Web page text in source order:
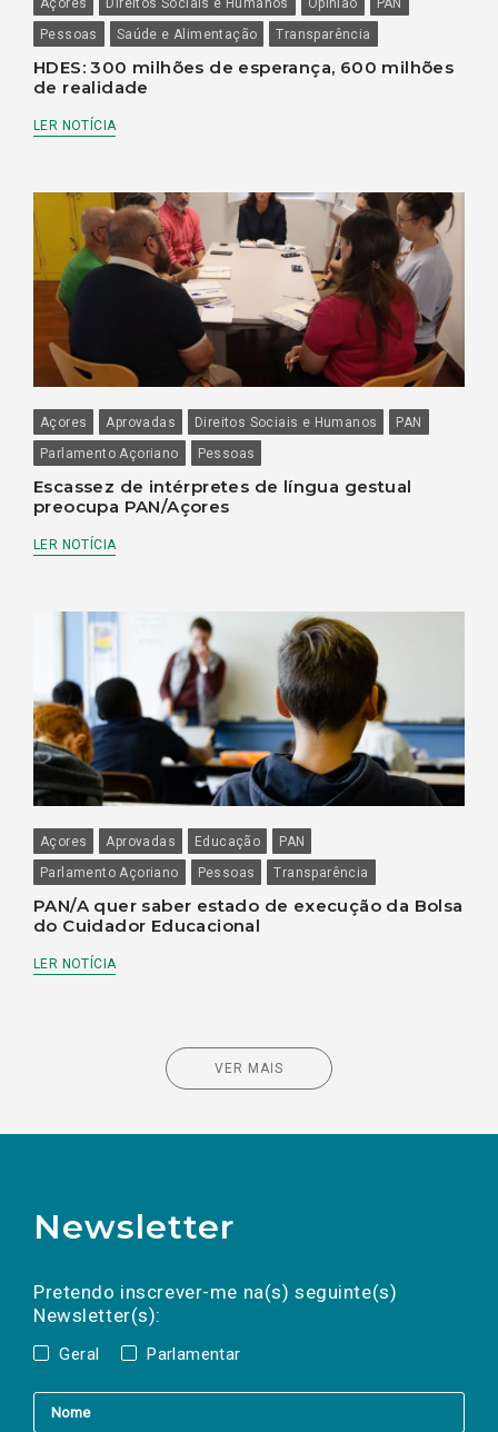
Açores Direitos Sociais e Humanos Opinião
PAN
Pessoas
Saúde e Alimentação Transparência
HDES: 300 milhões de esperança, 600 milhões
de realidade
LER NOTÍCIA
Açores Aprovadas Direitos Sociais e Humanos
PAN
Parlamento Açoriano
Pessoas
Escassez de intérpretes de língua gestual
preocupa PAN/Açores
LER NOTÍCIA
Açores Aprovadas Educação
PAN
Parlamento Açoriano
Pessoas Transparência
PAN/A quer saber estado de execução da Bolsa
do Cuidador Educacional
LER NOTÍCIA
VER MAIS
Newsletter
Pretendo inscrever-me na(s) seguinte(s)
Newsletter(s):
Geral Parlamentar
a(s) newsletter(s).
mail